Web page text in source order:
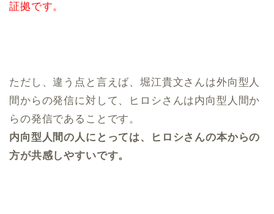
証拠です。
ただし、違う点と言えば、堀江貴文さんは外向型人
間からの発信に対して、ヒロシさんは内向型人間か
らの発信であることです。
内向型人間の人にとっては、ヒロシさんの本からの
方が共感しやすいです。